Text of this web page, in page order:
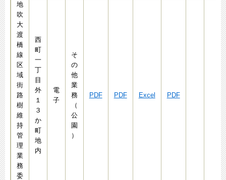
地
吹
大
渡
橋
線
区
域
街
路
樹
維
持
管
理
業
務
委
西
町
一
丁
目
外
１
３
か
町
地
内
電
子
そ
の
他
業
務
（
公
園
）
PDF PDF Excel PDF